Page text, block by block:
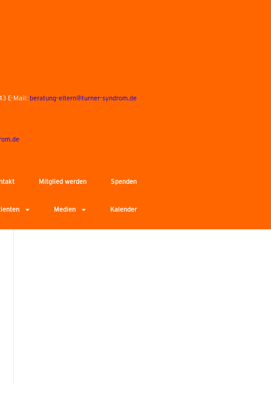
E-Mail: beratung-eltern@turner-syndrom.de
Mitglied werden Spenden
Medien Kalender